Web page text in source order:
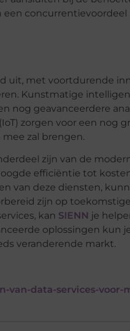
uit, met voortdurende
Kunstmatige
nog geavanceerdere
zorgen voor een nog
zal brengen.
zijn van de
efficiëntie tot
van deze diensten,
zijn op
kan SIENN je
oplossingen kun
veranderende markt.
van-data-services-